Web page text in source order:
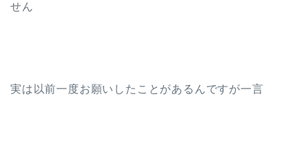
せん
実は以前一度お願いしたことがあるんですが一言